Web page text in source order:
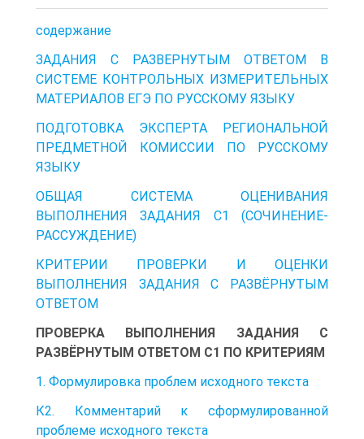
содержание
ЗАДАНИЯ С РАЗВЕРНУТЫМ ОТВЕТОМ В
СИСТЕМЕ КОНТРОЛЬНЫХ ИЗМЕРИТЕЛЬНЫХ
МАТЕРИАЛОВ ЕГЭ ПО РУССКОМУ ЯЗЫКУ
ПОДГОТОВКА ЭКСПЕРТА РЕГИОНАЛЬНОЙ
ПРЕДМЕТНОЙ КОМИССИИ ПО РУССКОМУ
ЯЗЫКУ
ОБЩАЯ СИСТЕМА ОЦЕНИВАНИЯ
ВЫПОЛНЕНИЯ ЗАДАНИЯ С1 (СОЧИНЕНИЕ-
РАССУЖДЕНИЕ)
КРИТЕРИИ ПРОВЕРКИ И ОЦЕНКИ
ВЫПОЛНЕНИЯ ЗАДАНИЯ С РАЗВЁРНУТЫМ
ОТВЕТОМ
ПРОВЕРКА ВЫПОЛНЕНИЯ ЗАДАНИЯ С
РАЗВЁРНУТЫМ ОТВЕТОМ С1 ПО КРИТЕРИЯМ
1. Формулировка проблем исходного текста
К2. Комментарий к сформулированной
проблеме исходного текста